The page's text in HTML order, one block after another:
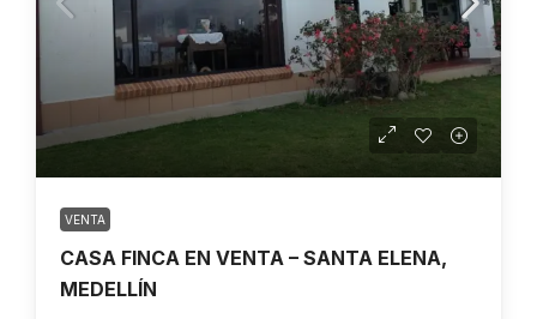
VENTA
CASA FINCA EN VENTA – SANTA ELENA,
MEDELLÍN